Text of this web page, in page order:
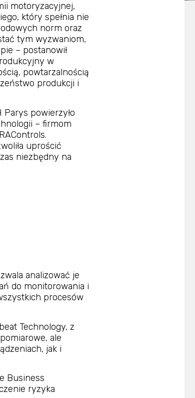
motoryzacyjnej,
który spełnia nie
norm oraz
tym wyzwaniom,
– postanowił
w
powtarzalnością
produkcji i
powierzyło
– firmom
uprościć
niezbędny na
analizować je
do monitorowania i
procesów
Technology, z
ale
jak i
Business
ryzyka